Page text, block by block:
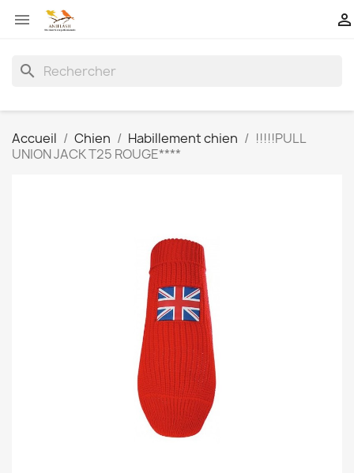
 
search
Accueil Chien Habillement chien
!!!!!PULL
UNION JACK T25 ROUGE****